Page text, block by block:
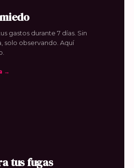
gastos durante 7 días. Sin
solo observando. Aquí
→
tus fugas